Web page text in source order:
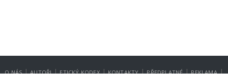
O NÁS | AUTOŘI | ETICKÝ KODEX | KONTAKTY | PŘEDPLATNÉ | REKLAMA |